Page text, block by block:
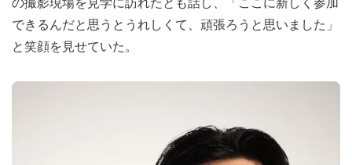
の撮影現場を見学に訪れたとも話し、「ここに新しく参加
できるんだと思うとうれしくて、頑張ろうと思いました」
と笑顔を見せていた。